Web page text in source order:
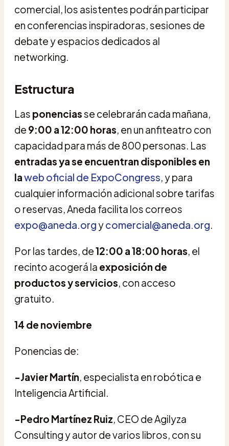
comercial, los asistentes podrán participar
en conferencias inspiradoras, sesiones de
debate y espacios dedicados al
networking.
Estructura
Las ponenciasse celebrarán cada mañana,
de 9:00 a 12:00 horas, en un anfiteatro con
capacidad para más de 800 personas. Las
entradasya se encuentran disponibles en
laweb oficial de ExpoCongress, y para
cualquier información adicional sobre tarifas
o reservas, Aneda facilita los correos
expo@aneda.org ycomercial@aneda.org.
Por las tardes, de12:00 a 18:00 horas, el
recinto acogerá la exposición de
productos y servicios, con acceso
gratuito.
14 de noviembre
Ponencias de:
-Javier Martín, especialista en robótica e
Inteligencia Artificial.
-Pedro Martínez Ruiz, CEO de Agilyza
Consulting y autor de varios libros, con su